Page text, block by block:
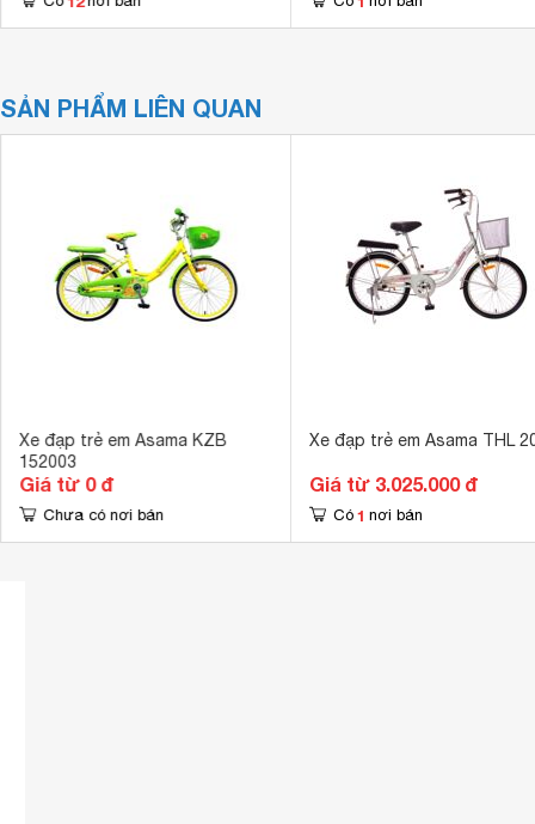
SẢN PHẨM LIÊN QUAN
Xe đạp trẻ em Asama KZB
152003
Giá từ 0 đ
Chưa có nơi bán
Xe đạp trẻ em Asama THL
Giá từ 3.025.000 đ
Có 1 nơi bán